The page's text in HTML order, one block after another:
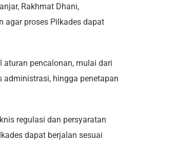
Rakhmat Dhani,
agar proses Pilkades dapat
aturan pencalonan, mulai dari
administrasi, hingga penetapan
regulasi dan persyaratan
dapat berjalan sesuai